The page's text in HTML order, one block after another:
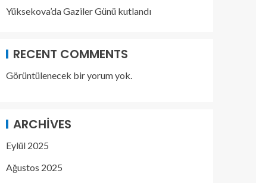
Yüksekova’da Gaziler Günü kutlandı
RECENT COMMENTS
Görüntülenecek bir yorum yok.
ARCHIVES
Eylül 2025
Ağustos 2025